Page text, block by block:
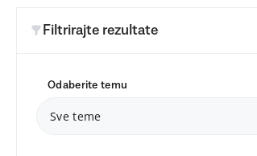
Filtrirajte rezultate
Odaberite temu
Sve teme